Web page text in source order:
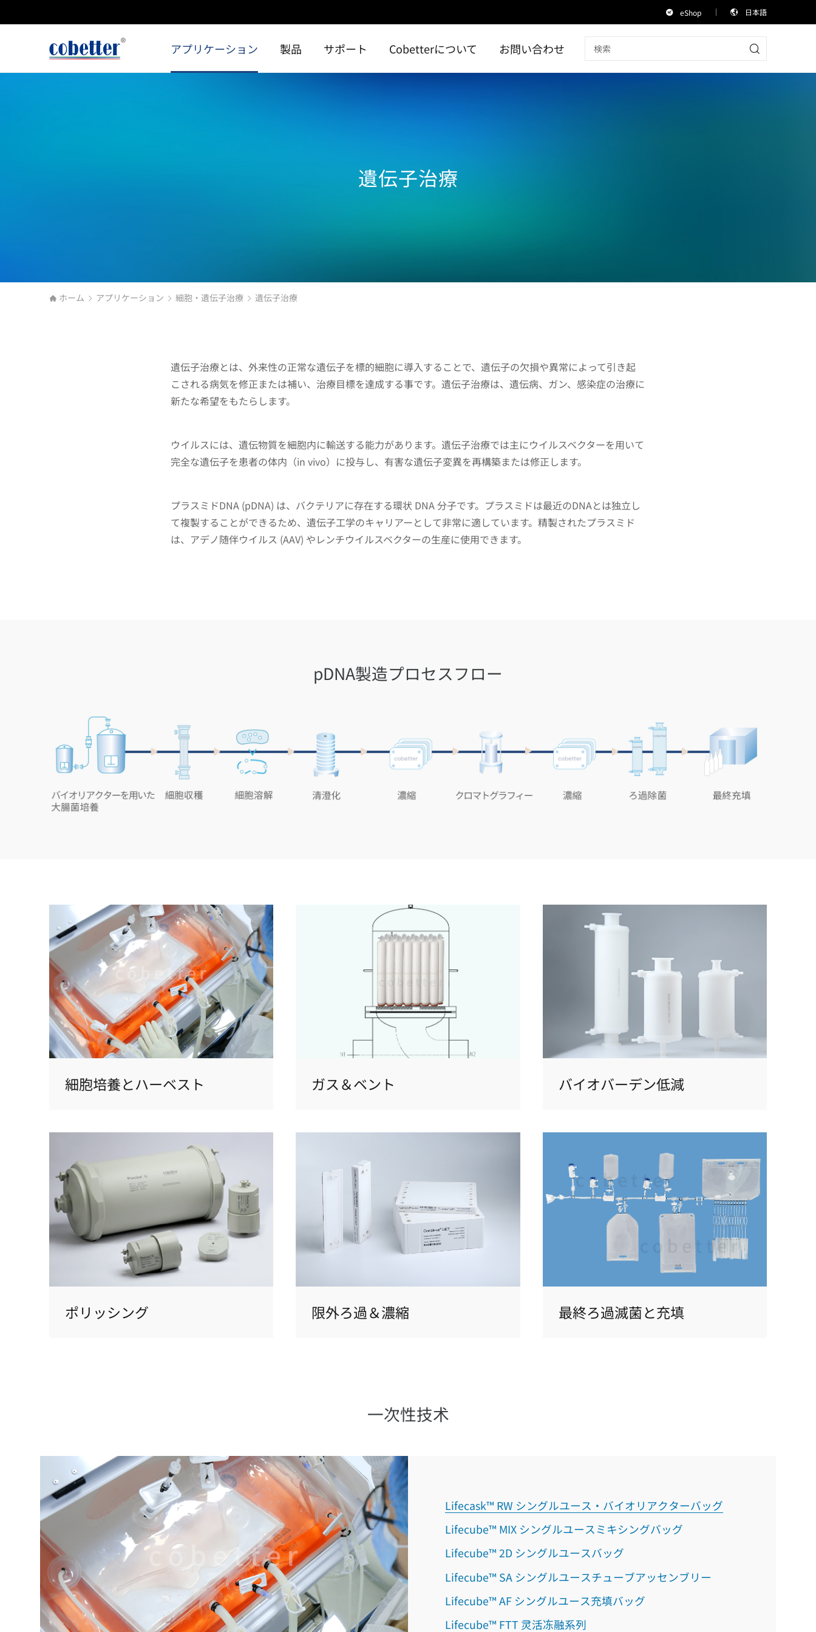
eShop 日本語
アプリケーション 製品 サポート Cobetterについて お問い合わせ
遺伝子治療
ホーム アプリケーション 細胞・遺伝子治療 遺伝子治療
遺伝子治療とは、外来性の正常な遺伝子を標的細胞に導入することで、遺伝子の欠損や異常によって引き起
こされる病気を修正または補い、治療目標を達成する事です。遺伝子治療は、遺伝病、ガン、感染症の治療に
新たな希望をもたらします。
ウイルスには、遺伝物質を細胞内に輸送する能力があります。遺伝子治療では主にウイルスベクターを用いて
完全な遺伝子を患者の体内（in vivo）に投与し、有害な遺伝子変異を再構築または修正します。
プラスミドDNA (pDNA) は、バクテリアに存在する環状 DNA 分子です。プラスミドは最近のDNAとは独立し
て複製することができるため、遺伝子工学のキャリアーとして非常に適しています。精製されたプラスミド
は、アデノ随伴ウイルス (AAV) やレンチウイルスベクターの生産に使用できます。
pDNA製造プロセスフロー
細胞培養とハーベスト ガス＆ベント バイオバーデン低減
ポリッシング 限外ろ過＆濃縮 最終ろ過滅菌と充填
一次性技术
Lifecask™ RW シングルユース・バイオリアクターバッグ
Lifecube™ MIX シングルユースミキシングバッグ
Lifecube™ 2D シングルユースバッグ
Lifecube™ SA シングルユースチューブアッセンブリー
Lifecube™ AF シングルユース充填バッグ
Lifecube™ FTT 灵活冻融系列